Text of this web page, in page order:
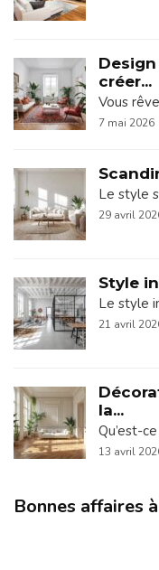
créer...
Vous
7 mai 2026
Le style
29 avril
Style
Le style
21 avril
la...
Qu’est-
13 avril
Bonnes affaires